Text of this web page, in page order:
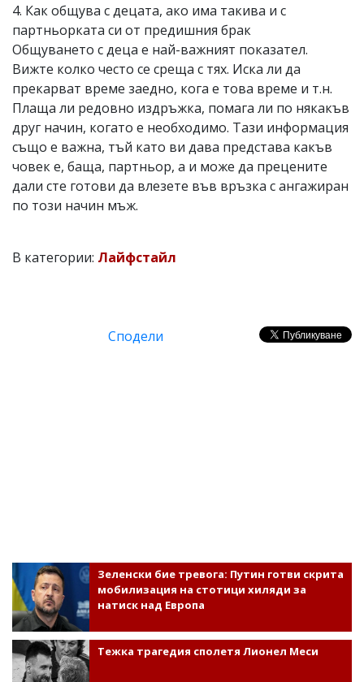
4. Как общува с децата, ако има такива и с
партньорката си от предишния брак
Общуването с деца е най-важният показател.
Вижте колко често се среща с тях. Иска ли да
прекарват време заедно, кога е това време и т.н.
Плаща ли редовно издръжка, помага ли по някакъв
друг начин, когато е необходимо. Тази информация
също е важна, тъй като ви дава представа какъв
човек е, баща, партньор, а и може да прецените
дали сте готови да влезете във връзка с ангажиран
по този начин мъж.
В категории: Лайфстайл
Сподели
Зеленски бие тревога: Путин готви скрита
мобилизация на стотици хиляди за
натиск над Европа
Тежка трагедия сполетя Лионел Меси